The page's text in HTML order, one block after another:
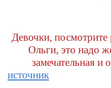
Девочки, посмотрите
Ольги, это надо
замечательная и
источник